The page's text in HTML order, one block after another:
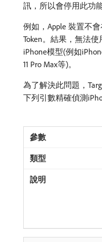
訊，所以會停用此功能
例如，Apple 裝置不
Token。結果，無法
iPhone模型(例如
11 Pro Max等)。
為了解決此問題，
下列引數精確偵測